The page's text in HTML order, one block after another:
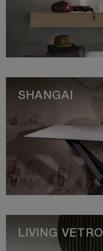
SHANGAI
LIVING VETRO